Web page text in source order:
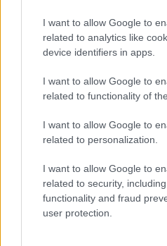
I want to allow Google to
related to analytics like
device identifiers in apps.
I want to allow Google to
related to functionality of
I want to allow Google to
related to personalization.
I want to allow Google to
related to security,
functionality and fraud
user protection.
Stop ai cantieri
anche a San
Rapina a Porto
Auto prende fuoco
Olbia, cosa è
Incidente sulla 125